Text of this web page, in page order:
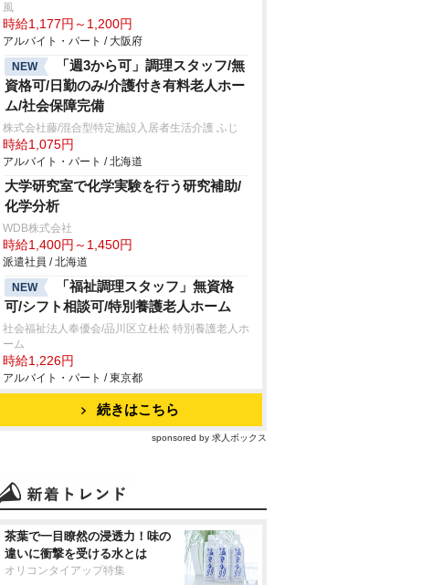
風
時給1,177円～1,200円
アルバイト・パート / 大阪府
NEW
「週3から可」調理スタッフ/無
資格可/日勤のみ/介護付き有料老人ホー
ム/社会保障完備
株式会社藤/混合型特定施設入居者生活介護 ふじ
時給1,075円
アルバイト・パート / 北海道
大学研究室で化学実験を行う研究補助/
化学分析
WDB株式会社
時給1,400円～1,450円
派遣社員 / 北海道
NEW
「福祉調理スタッフ」無資格
可/シフト相談可/特別養護老人ホーム
社会福祉法人奉優会/品川区立杜松 特別養護老人ホ
ーム
時給1,226円
アルバイト・パート / 東京都
続きはこちら
sponsored by 求人ボックス
茶葉で一目瞭然の浸透力！味の
違いに衝撃を受ける水とは
オリコンタイアップ特集